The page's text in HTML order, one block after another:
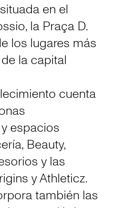
en el
la Praça D.
los lugares más
la capital
cuenta
espacios
Beauty,
y las
y Athleticz.
también las